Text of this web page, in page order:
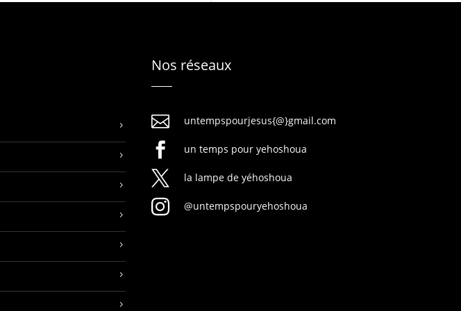
Nos réseaux
 untempspourjesus{@}gmail.com
 un temps pour yehoshoua
 la lampe de yéhoshoua
 @untempspouryehoshoua